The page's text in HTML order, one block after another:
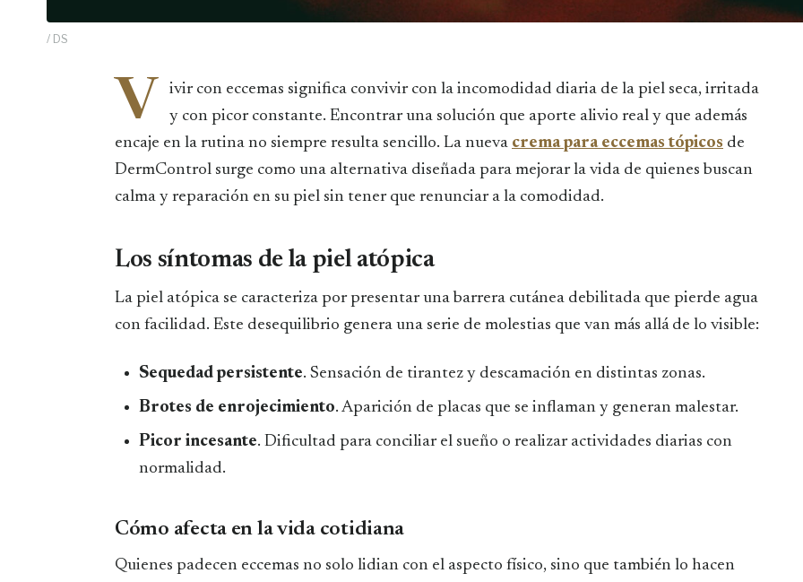
/ DS
V
ivir con eccemas significa convivir con la incomodidad diaria de la piel seca, irritada
y con picor constante. Encontrar una solución que aporte alivio real y que además
encaje en la rutina no siempre resulta sencillo. La nueva crema para eccemas tópicos de
DermControl surge como una alternativa diseñada para mejorar la vida de quienes buscan
calma y reparación en su piel sin tener que renunciar a la comodidad.
Los síntomas de la piel atópica
La piel atópica se caracteriza por presentar una barrera cutánea debilitada que pierde agua
con facilidad. Este desequilibrio genera una serie de molestias que van más allá de lo visible:
Sequedad persistente. Sensación de tirantez y descamación en distintas zonas.
Brotes de enrojecimiento. Aparición de placas que se inflaman y generan malestar.
Picor incesante. Dificultad para conciliar el sueño o realizar actividades diarias con
normalidad.
Cómo afecta en la vida cotidiana
Quienes padecen eccemas no solo lidian con el aspecto físico, sino que también lo hacen